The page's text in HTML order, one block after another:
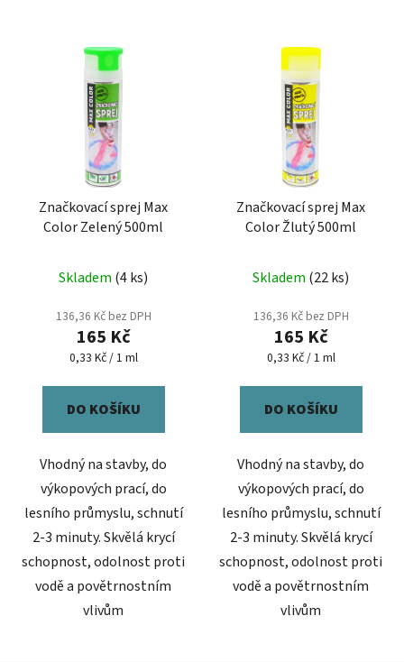
Značkovací sprej Max
Color Zelený 500ml
Skladem (4 ks)
136,36 Kč bez DPH
165 Kč
Měrná
0,33 Kč / 1 ml
DO KOŠÍKU
Vhodný na stavby, do
výkopových prací, do
lesního průmyslu, schnutí
2-3 minuty. Skvělá krycí
schopnost, odolnost proti
vodě a povětrnostním
vlivům
Značkovací sprej Max
Color Žlutý 500ml
Skladem (22 ks)
136,36 Kč bez DPH
165 Kč
Měrná
0,33 Kč / 1 ml
DO KOŠÍKU
Vhodný na stavby, do
výkopových prací, do
lesního průmyslu, schnutí
2-3 minuty. Skvělá krycí
schopnost, odolnost proti
vodě a povětrnostním
vlivům